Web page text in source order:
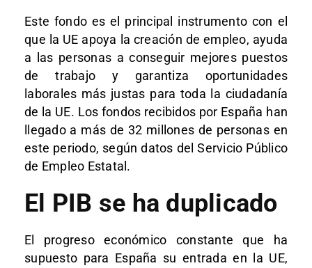
Este fondo es el principal instrumento con el
que la UE apoya la creación de empleo, ayuda
a las personas a conseguir mejores puestos
de trabajo y garantiza oportunidades
laborales más justas para toda la ciudadanía
de la UE. Los fondos recibidos por España han
llegado a más de 32 millones de personas en
este periodo, según datos del Servicio Público
de Empleo Estatal.
El PIB se ha duplicado
El progreso económico constante que ha
supuesto para España su entrada en la UE,